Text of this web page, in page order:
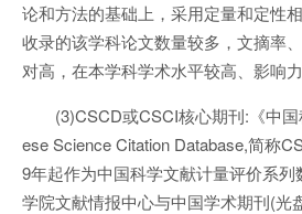
论和方法的基础上，采用定量和定性
收录的该学科论文数量较多，文摘率
对高，在本学科学术水平较高、影响力
(3)CSCD或CSCI核心期刊:《中
ese Science Citation Database,简称
9年起作为中国科学文献计量评价系
学院文献情报中心与中国学术期刊(光